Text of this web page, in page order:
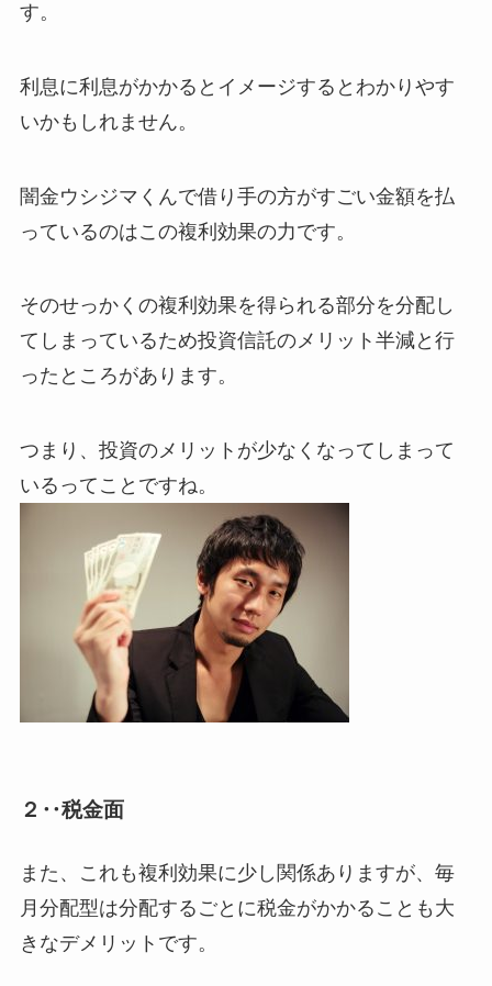
す。
利息に利息がかかるとイメージするとわかりやす
いかもしれません。
闇金ウシジマくんで借り手の方がすごい金額を払
っているのはこの複利効果の力です。
そのせっかくの複利効果を得られる部分を分配し
てしまっているため投資信託のメリット半減と行
ったところがあります。
つまり、投資のメリットが少なくなってしまって
いるってことですね。
２‥税金面
また、これも複利効果に少し関係ありますが、毎
月分配型は分配するごとに税金がかかることも大
きなデメリットです。